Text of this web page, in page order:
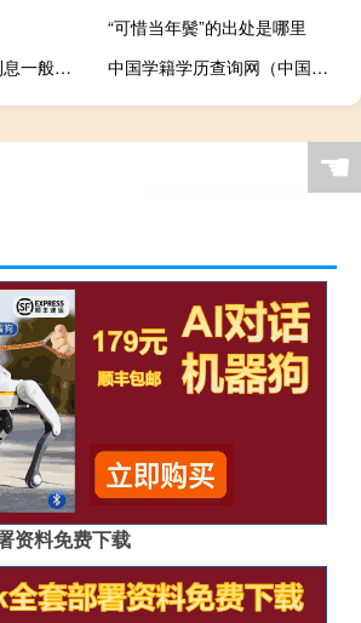
“可惜当年鬓”的出处是哪里
合肥二次抵押贷款利息一般多少（合肥市抵押贷款利息大概是多少）
中国学籍学历查询网（中国学籍网）
☚
资料免费下载